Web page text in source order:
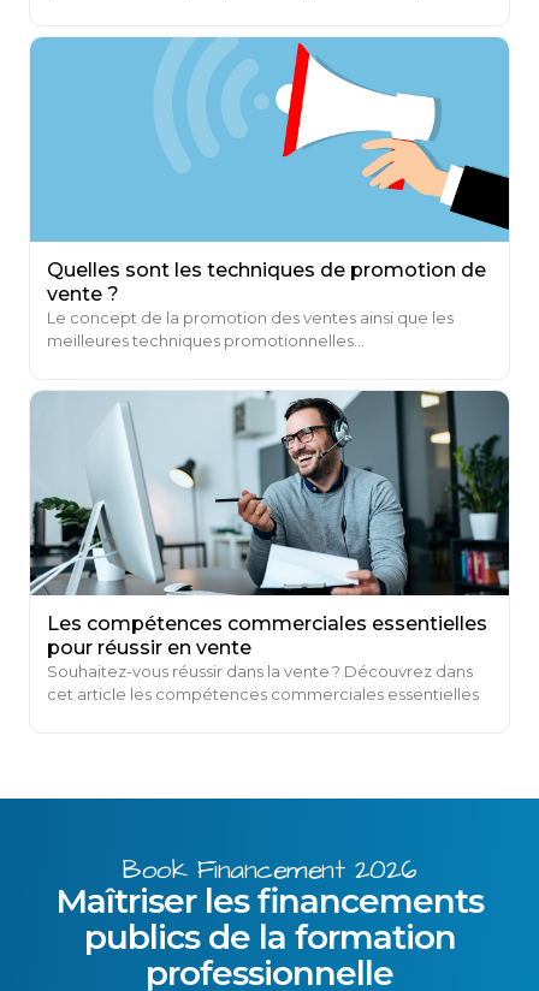
Quelles sont les techniques de promotion de
vente ?
Le concept de la promotion des ventes ainsi que les
meilleures techniques promotionnelles...
Les compétences commerciales essentielles
pour réussir en vente
Souhaitez-vous réussir dans la vente ? Découvrez dans
cet article les compétences commerciales essentielles
Book Financement 2026
Maîtriser les financements
publics de la formation
professionnelle